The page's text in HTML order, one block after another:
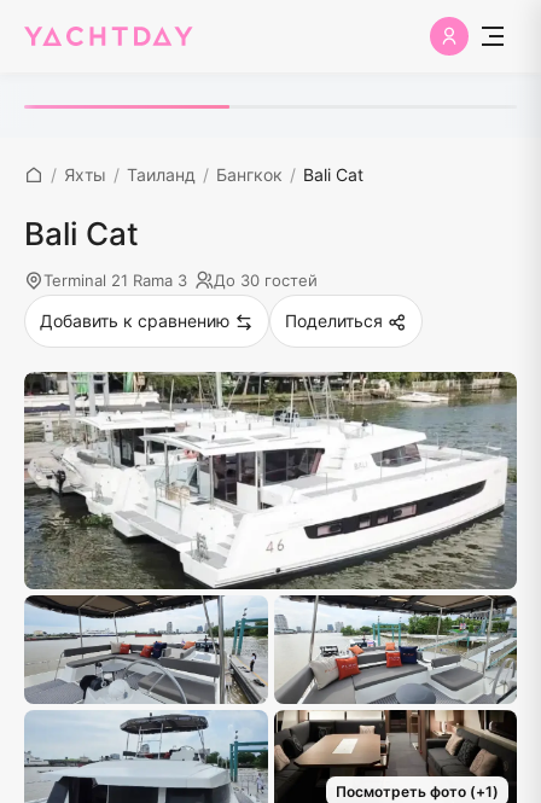
/ Яхты / Таиланд / Бангкок / Bali Cat
Bali Cat
Terminal 21 Rama 3 До 30 гостей
Добавить к сравнению Поделиться
Посмотреть фото(+1)